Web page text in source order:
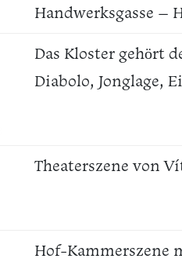
Handwerksgasse –
Das Kloster gehört
Diabolo, Jonglage,
Theaterszene von
Hof-Kammerszene